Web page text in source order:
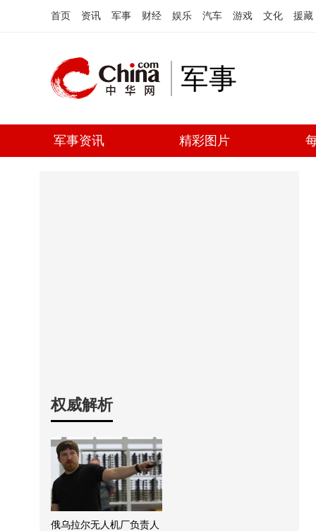
首页 资讯 军事 财经 娱乐 汽车 游戏 文化 援藏
军事
军事资讯 精彩图片
权威解析
俄乌拉尔无人机厂负责人